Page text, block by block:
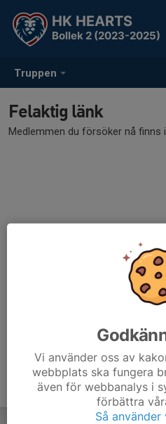
Truppen
HK HEARTS
Bollek 2 (2023-2025)
Felaktig länk
Medlemmen du försöker nå finns
Vi använder oss av
webbplats ska fungera
även för webbanalys i
förbättra
Så